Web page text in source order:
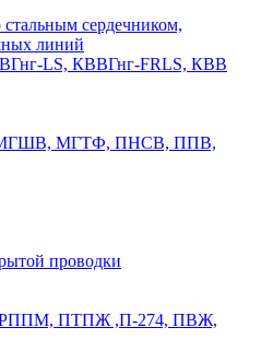
сердечником,
линий
LS, КВВГнг-FRLS, КВВ
МГТФ, ПНСВ, ППВ,
проводки
ПТПЖ ,П-274, ПВЖ,